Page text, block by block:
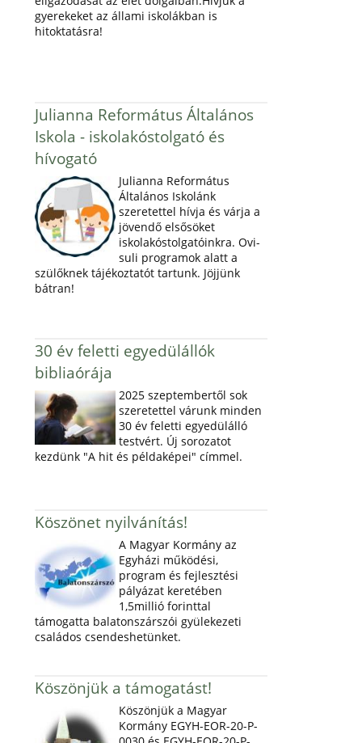
gyerekeket az állami iskolákban is
hitoktatásra!
Julianna Református Általános
Iskola - iskolakóstolgató és
hívogató
Julianna Református
Általános Iskolánk
szeretettel hívja és várja a
jövendő elsősöket
iskolakóstolgatóinkra. Ovi-
suli programok alatt a
szülőknek tájékoztatót tartunk. Jöjjünk
bátran!
30 év feletti egyedülállók
bibliaórája
2025 szeptembertől sok
szeretettel várunk minden
30 év feletti egyedülálló
testvért. Új sorozatot
kezdünk "A hit és példaképei" címmel.
Köszönet nyilvánítás!
A Magyar Kormány az
Egyházi működési,
program és fejlesztési
pályázat keretében
1,5millió forinttal
támogatta balatonszárszói gyülekezeti
családos csendeshetünket.
Köszönjük a támogatást!
Köszönjük a Magyar
Kormány EGYH-EOR-20-P-